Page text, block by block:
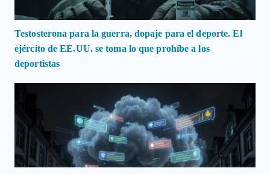
Testosterona para la guerra, dopaje para el deporte. El
ejército de EE.UU. se toma lo que prohíbe a los
deportistas